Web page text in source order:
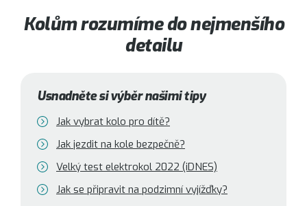
Kolům rozumíme do nejmenšího
detailu
Usnadněte si výběr našimi tipy
Jak vybrat kolo pro dítě?
Jak jezdit na kole bezpečně?
Velký test elektrokol 2022 (iDNES)
Jak se připravit na podzimní vyjížďky?